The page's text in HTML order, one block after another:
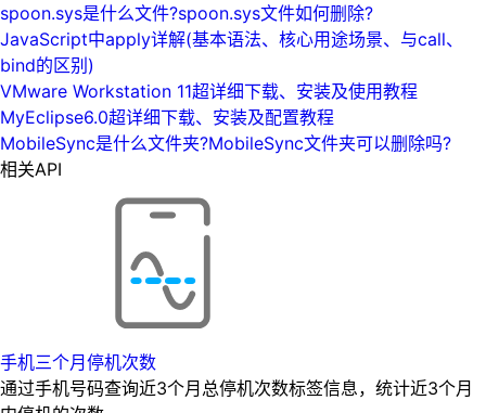
spoon.sys是什么文件?spoon.sys文件如何删除?
JavaScript中apply详解(基本语法、核心用途场景、与call、
bind的区别)
VMware Workstation 11超详细下载、安装及使用教程
MyEclipse6.0超详细下载、安装及配置教程
MobileSync是什么文件夹?MobileSync文件夹可以删除吗?
相关API
手机三个月停机次数
通过手机号码查询近3个月总停机次数标签信息，统计近3个月